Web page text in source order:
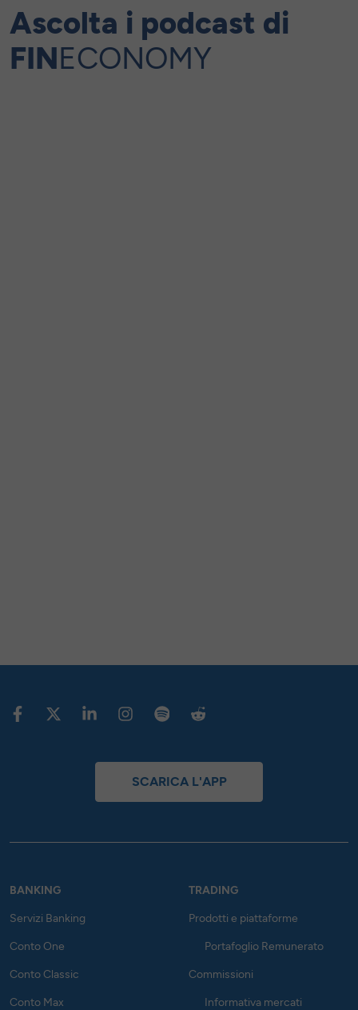
Ascolta i podcast di
FINECONOMY
SCARICA L'APP
BANKING
Servizi Banking
Conto One
Conto Classic
Conto Max
TRADING
Prodotti e piattaforme
Portafoglio Remunerato
Commissioni
Informativa mercati